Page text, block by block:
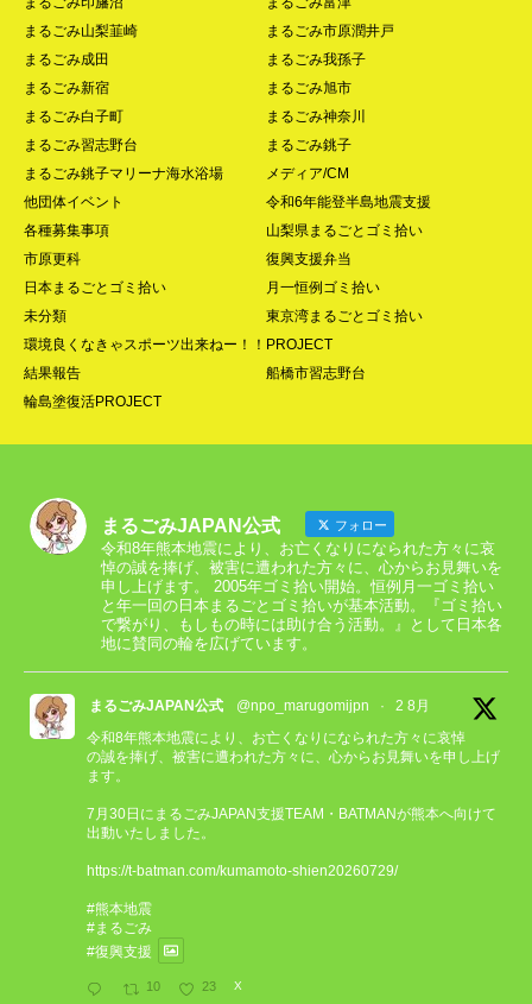
まるごみ山梨韮崎
まるごみ市原潤井戸
まるごみ成田
まるごみ我孫子
まるごみ新宿
まるごみ旭市
まるごみ白子町
まるごみ神奈川
まるごみ習志野台
まるごみ銚子
まるごみ銚子マリーナ海水浴場
メディア/CM
他団体イベント
令和6年能登半島地震支援
各種募集事項
山梨県まるごとゴミ拾い
市原更科
復興支援弁当
日本まるごとゴミ拾い
月一恒例ゴミ拾い
未分類
東京湾まるごとゴミ拾い
環境良くなきゃスポーツ出来ねー！！PROJECT
結果報告
船橋市習志野台
輪島塗復活PROJECT
まるごみJAPAN公式 フォロー
令和8年熊本地震により、お亡くなりになられた方々に哀
悼の誠を捧げ、被害に遭われた方々に、心からお見舞いを
申し上げます。 2005年ゴミ拾い開始。恒例月一ゴミ拾い
と年一回の日本まるごとゴミ拾いが基本活動。『ゴミ拾い
で繋がり、もしもの時には助け合う活動。』として日本各
地に賛同の輪を広げています。
まるごみJAPAN公式 @npo_marugomijpn ·
2 8月
令和8年熊本地震により、お亡くなりになられた方々に哀悼
の誠を捧げ、被害に遭われた方々に、心からお見舞いを申し上げ
ます。
7月30日にまるごみJAPAN支援TEAM・BATMANが熊本へ向けて
出動いたしました。
https://t-batman.com/kumamoto-shien20260729/
#熊本地震
#まるごみ
#復興支援
10 23 X